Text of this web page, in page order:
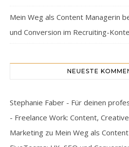
Mein Weg als Content Managerin
und Conversion im Recruiting-
NEUESTE
Stephanie Faber - Für deinen
- Freelance Work: Content,
Marketing zu Mein Weg als